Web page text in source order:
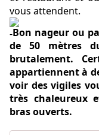
vous attendent.
Bon nageur ou
de 50 mètres
brutalement.
appartiennent à
voir des vigiles
très chaleureux
bras ouverts.